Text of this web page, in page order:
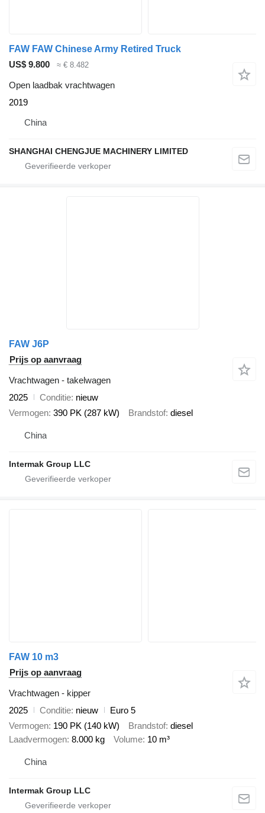
FAW FAW Chinese Army Retired Truck
US$ 9.800
≈ € 8.482
Open laadbak vrachtwagen
2019
China
SHANGHAI CHENGJUE MACHINERY LIMITED
FAW J6P
Prijs op aanvraag
Vrachtwagen - takelwagen
2025
Conditie nieuw
Vermogen 390 PK (287 kW) Brandstof diesel
China
Intermak Group LLC
FAW 10 m3
Prijs op aanvraag
Vrachtwagen - kipper
2025
Conditie nieuw
Euro 5
Vermogen 190 PK (140 kW) Brandstof diesel
Laadvermogen 8.000 kg Volume 10 m³
China
Intermak Group LLC